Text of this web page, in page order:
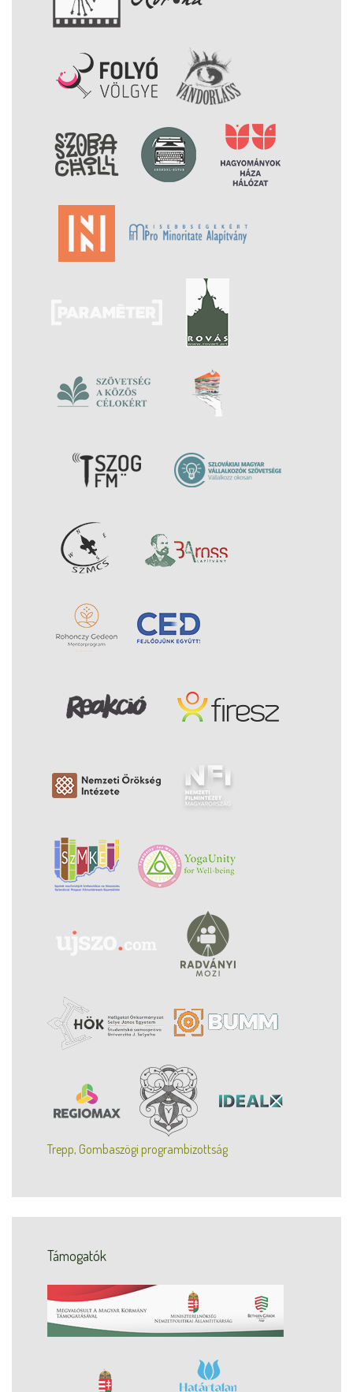
Trepp, Gombaszögi programbizottság
Támogatók